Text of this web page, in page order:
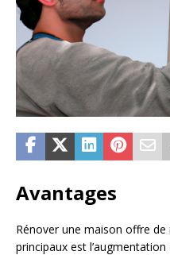
Avantages
Rénover une maison offre de
principaux est